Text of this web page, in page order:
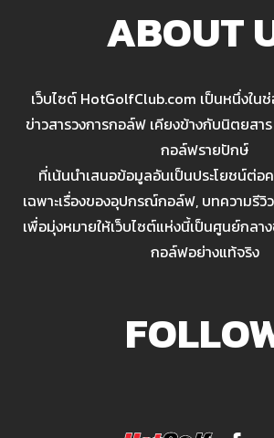
ABOUT
เว็บไซต์ HotGolfClub.com เป็นหนึ่งในช่
ข่าวสารวงการกอล์ฟ เคียงข้างกับนิตยส
กอล์ฟรายปักษ์
ที่เน้นนำเสนอข้อมูลอันเป็นประโยชน์ต่
เฉพาะเรื่องของอุปกรณ์กอล์ฟ, บทความรีวิ
เพื่อมุ่งหมายให้เว็บไซต์แห่งนี้เป็นศูนย์กล
กอล์ฟอย่างแท้จริง